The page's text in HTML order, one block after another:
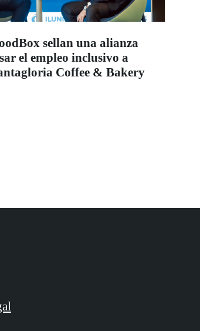
sellan una alianza
el empleo inclusivo a
Coffee & Bakery